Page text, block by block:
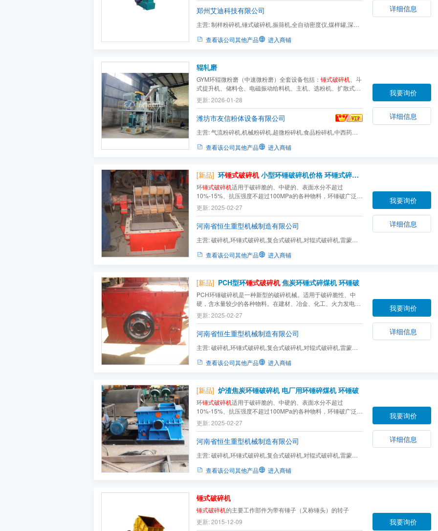
郑州艾迪科技有限公司
主营:制样粉碎机,锤式破碎机,振筛机,全自动密度仪,煤样罐,深孔
查看该公司其他产品 进入商铺
详细信息
辊轧磨
GYM环辊微粉磨（中速微粉磨）全套设备包括： 锤式破碎机 、斗
式提升机、储料仓、电磁振动给料机、主机、选粉机、扩散式双
旋风集粉器、脉冲式除尘器、高压风机、消声器。主机电动机通
过主轴及各层转盘旋转，转盘通过柱销带动几十个环辊在磨环滚
道内滚动并旋转。大块物料经破碎机破碎成小颗粒后由提升机...
更新: 2026-01-28
潍坊市友信粉体设备有限公司
主营:气流粉碎机,机械粉碎机,超微粉碎机,食品粉碎机,中西药粉
查看该公司其他产品 进入商铺
我要询价
详细信息
[新品] 环锤式破碎机小型环锤破碎机价格 环锤式碎煤机
环锤式破碎机适用于破碎脆的、中硬的、表面水分不超过
10%-15%、抗压强度不超过100MPa的各种物料，环锤破广泛适
用于矿山、水泥、煤炭、冶金、建材、公路、燃化等部门对中等
硬度及脆性物料进行细碎。
更新: 2025-02-27
河南省恒生重型机械制造有限公司
主营:破碎机,环锤式破碎机,复合式破碎机,对辊式破碎机,雷蒙磨
查看该公司其他产品 进入商铺
我要询价
详细信息
[新品] PCH型环锤式破碎机焦炭环锤式碎煤机 环锤破
PCH环锤破碎机是一种新型的破碎机械。适用于破碎脆性、中
硬，含水量较少的各种物料。在建材、冶金、化工、火力发电工
业中，主要用于破碎煤、煤矸石、沙岩、页岩、石灰石、石膏等
矿物。
更新: 2025-02-27
河南省恒生重型机械制造有限公司
主营:破碎机,环锤式破碎机,复合式破碎机,对辊式破碎机,雷蒙磨
查看该公司其他产品 进入商铺
我要询价
详细信息
[新品] 炉渣焦炭环锤破碎机 电厂用环锤碎煤机 环锤破
环锤式破碎机适用于破碎脆的、中硬的、表面水分不超过
10%-15%、抗压强度不超过100MPa的各种物料，环锤破广泛适
用于矿山、水泥、煤炭、冶金、建材、公路、燃化等部门对中等
硬度及脆性物料进行细碎。
更新: 2025-02-27
河南省恒生重型机械制造有限公司
主营:破碎机,环锤式破碎机,复合式破碎机,对辊式破碎机,雷蒙磨
查看该公司其他产品 进入商铺
我要询价
详细信息
锤式破碎机
锤式破碎机的主要工作部件为带有锤子（又称锤头）的转子
更新: 2015-12-09
我要询价